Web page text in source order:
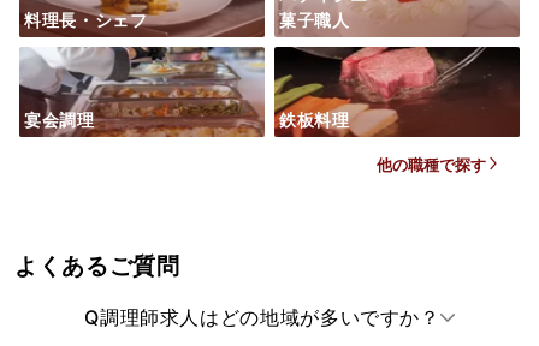
料理長・シェフ
菓子職人
宴会調理 鉄板料理
他の職種で探す
よくあるご質問
Q調理師求人はどの地域が多いですか？